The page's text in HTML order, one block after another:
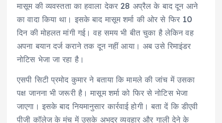
मासूम की व्यवस्तता का हवाला देकर 28 अप्रैल के बाद दून आने
का वादा किया था। इसके बाद मासूम शर्मा की ओर से फिर 10
दिन की मोहलत मांगी गई। वह समय भी बीत चुका है लेकिन वह
अपना बयान दर्ज कराने तक दून नहीं आया। अब उसे रिमाइंडर
नोटिस भेजा जा रहा है।
एसपी सिटी प्रमोद कुमार ने बताया कि मामले की जांच में उसका
पक्ष जानना भी जरूरी है। मासूम शर्मा को फिर से नोटिस भेजा
जाएगा। इसके बाद नियमानुसार कार्रवाई होगी। बता दें कि डीएवी
पीजी कॉलेज के मंच में उसके अभद्र व्यवहार और गाली देने के